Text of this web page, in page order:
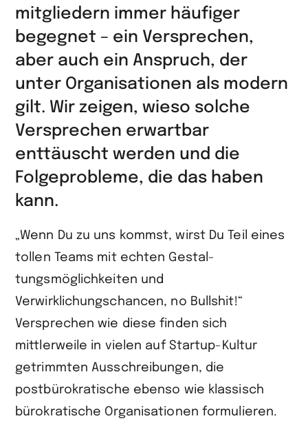
mitgliedern immer häufiger
begegnet – ein Versprechen,
aber auch ein Anspruch, der
unter Organisationen als modern
gilt. Wir zeigen, wieso solche
Versprechen erwart­bar
enttäuscht werden und die
Folgeprobleme, die das haben
kann.
„Wenn Du zu uns kommst, wirst Du Teil eines
tollen Teams mit echten Gestal­
tungsmöglichkeiten und
Verwirklichungschancen, no Bullshit!“
Versprechen wie diese finden sich
mittlerweile in vielen auf Startup-Kultur
getrimmten Ausschreibungen, die
postbürokratische ebenso wie klassisch
bürokratische Organisationen formulieren.